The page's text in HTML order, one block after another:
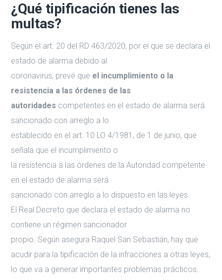
¿Qué tipificación tienes las
multas?
Según el art. 20 del RD 463/2020, por el que se declara el
estado de alarma debido al
coronavirus, prevé que el incumplimiento o la
resistencia a las órdenes de las
autoridades competentes en el estado de alarma será
sancionado con arreglo a lo
establecido en el art. 10 LO 4/1981, de 1 de junio, que
señala que el incumplimiento o
la resistencia a las órdenes de la Autoridad competente
en el estado de alarma será
sancionado con arreglo a lo dispuesto en las leyes.
El Real Decreto que declara el estado de alarma no
contiene un régimen sancionador
propio. Según asegura Raquel San Sebastián, hay que
acudir para la tipificación de la infracciones a otras leyes,
lo que va a generar importantes problemas prácticos.